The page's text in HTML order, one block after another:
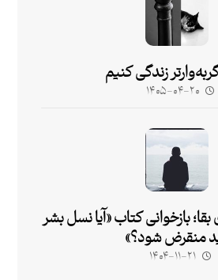
زندگی کنیم
۱۴۰۵-۰۴-۲۰
بقا؛ بازخوانی کتاب «آیا نسل بشر
منقرض شود؟»
۱۴۰۴-۱۱-۲۱